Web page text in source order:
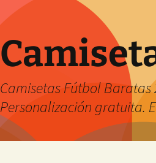
Camisetas Fútbol Baratas
Personalización gratuita.